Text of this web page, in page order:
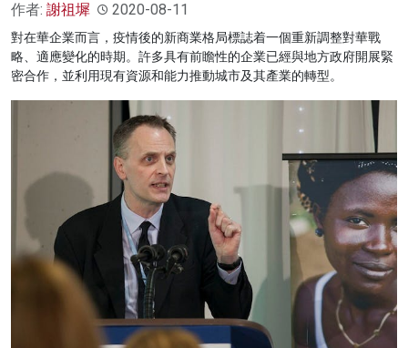
作者: 謝祖墀 2020-08-11
對在華企業而言，疫情後的新商業格局標誌着一個重新調整對華戰
略、適應變化的時期。許多具有前瞻性的企業已經與地方政府開展緊
密合作，並利用現有資源和能力推動城市及其產業的轉型。